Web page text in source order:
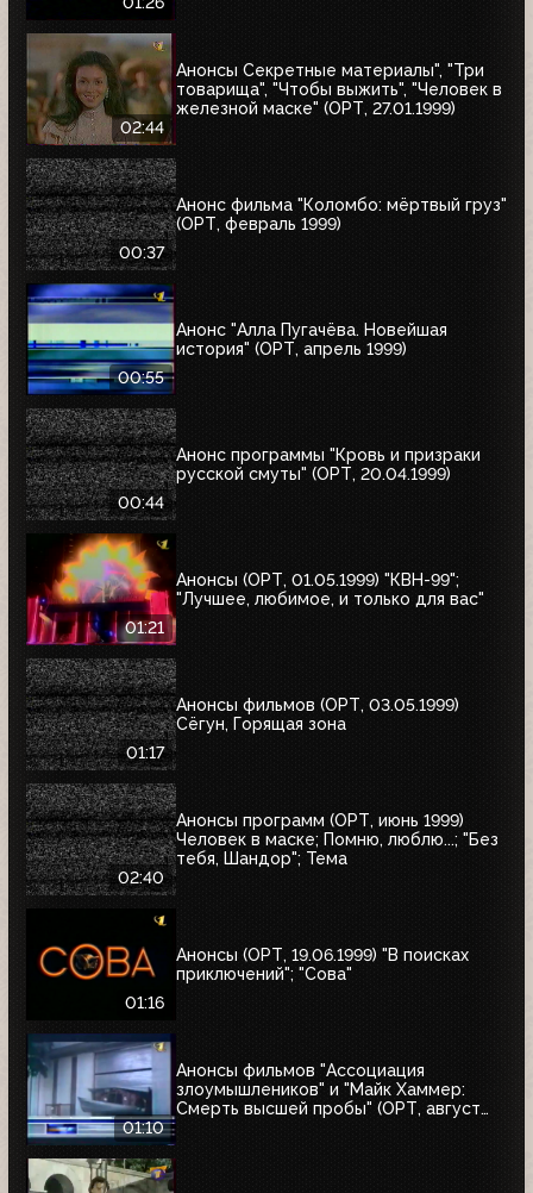
02:44
Анонсы Секретные материалы", "Три
товарища", "Чтобы выжить", "Человек в
железной маске" (ОРТ, 27.01.1999)
00:37
Анонс фильма "Коломбо: мёртвый груз"
(ОРТ, февраль 1999)
00:55
Анонс "Алла Пугачёва. Новейшая
история" (ОРТ, апрель 1999)
00:44
Анонс программы "Кровь и призраки
русской смуты" (ОРТ, 20.04.1999)
01:21
Анонсы (ОРТ, 01.05.1999) "КВН-99";
"Лучшее, любимое, и только для вас"
01:17
Анонсы фильмов (ОРТ, 03.05.1999)
Сёгун, Горящая зона
02:40
Анонсы программ (ОРТ, июнь 1999)
Человек в маске; Помню, люблю...; "Без
тебя, Шандор"; Тема
01:16
Анонсы (ОРТ, 19.06.1999) "В поисках
приключений"; "Сова"
01:10
Анонсы фильмов "Ассоциация
злоумышлеников" и "Майк Хаммер:
Смерть высшей пробы" (ОРТ, август